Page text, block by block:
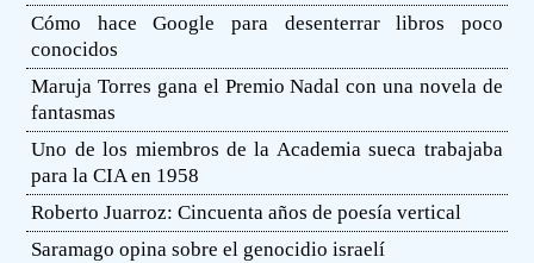
Cómo hace Google para desenterrar libros poco
conocidos
Maruja Torres gana el Premio Nadal con una novela de
fantasmas
Uno de los miembros de la Academia sueca trabajaba
para la CIA en 1958
Roberto Juarroz: Cincuenta años de poesía vertical
Saramago opina sobre el genocidio israelí